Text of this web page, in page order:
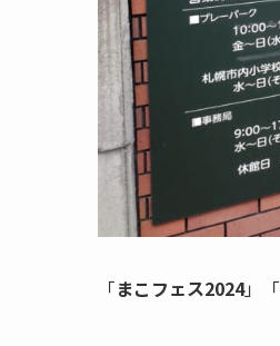
「まこフェス2024」「